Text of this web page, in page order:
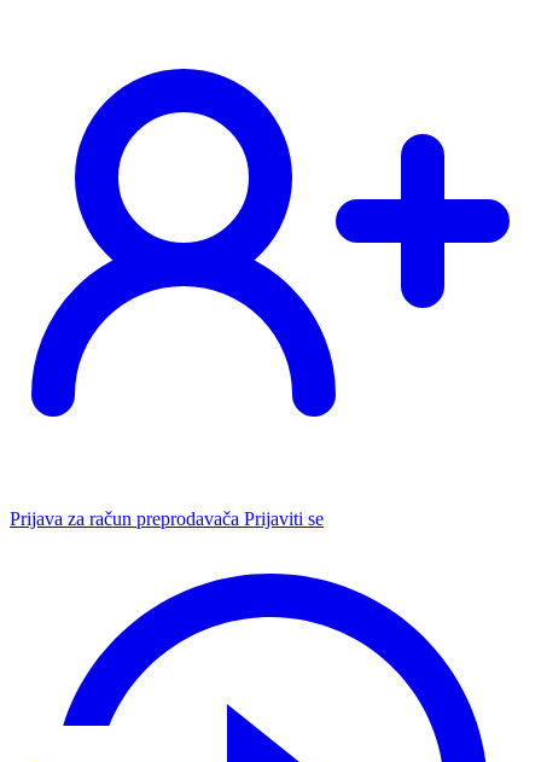
Prijava za račun preprodavača Prijaviti se